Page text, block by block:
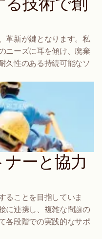
革新が鍵となります。私
ニーズに耳を傾け、廃棄
久性のある持続可能なソ
ーと協力
ることを目指していま
に連携し、複雑な問題の
各段階での実践的なサポ